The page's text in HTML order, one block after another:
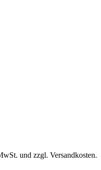
und zzgl. Versandkosten.